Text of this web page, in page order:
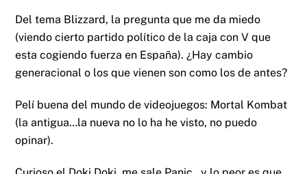
Del tema Blizzard, la pregunta que me da miedo
(viendo cierto partido político de la caja con V que
esta cogiendo fuerza en España). ¿Hay cambio
generacional o los que vienen son como los de antes?
Pelí buena del mundo de videojuegos: Mortal Kombat
(la antigua…la nueva no lo ha he visto, no puedo
opinar).